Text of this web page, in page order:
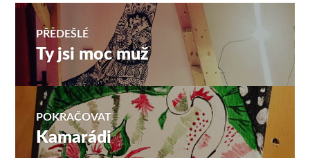
Navigace
pro
příspěvek
PŘEDEŠLÉ
Předchozí
příspěvek:
Ty jsi moc muž
POKRAČOVAT
Následující
příspěvek:
Kamarádi